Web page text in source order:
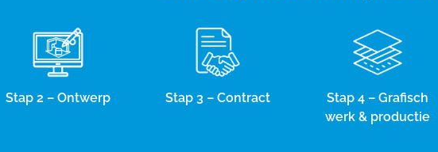
Stap 2 – Ontwerp Stap 3 – Contract
Stap 4 – Grafisch
werk & productie